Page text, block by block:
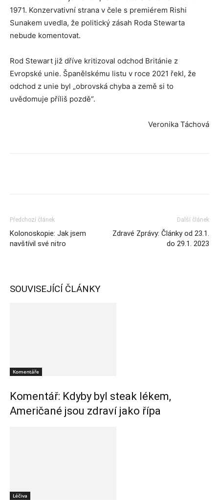
1971. Konzervativní strana v čele s premiérem Rishi
Sunakem uvedla, že politický zásah Roda Stewarta
nebude komentovat.
Rod Stewart již dříve kritizoval odchod Británie z
Evropské unie. Španělskému listu v roce 2021 řekl, že
odchod z unie byl „obrovská chyba a země si to
uvědomuje příliš pozdě“.
Veronika Táchová
Předchozí článek
Kolonoskopie: Jak jsem
navštívil své nitro
Další článek
Zdravé Zprávy: Články od 23.1.
do 29.1. 2023
SOUVISEJÍCÍ ČLÁNKY
Komentáře
Komentář: Kdyby byl steak lékem,
Američané jsou zdraví jako řípa
Léčiva